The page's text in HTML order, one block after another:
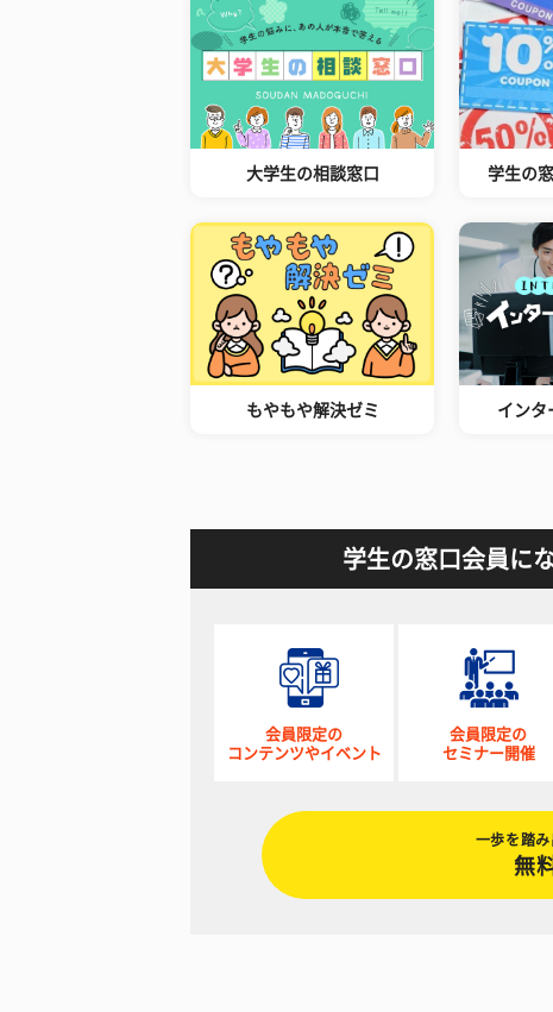
大学生の相談窓口 学生の
もやもや解決ゼミ インタ
学生の窓口会員に
会員限定の
コンテンツやイベント
会員限定の
セミナー開催
一歩を踏
無